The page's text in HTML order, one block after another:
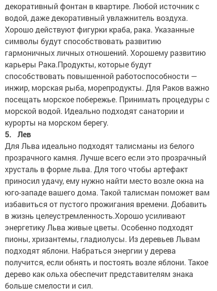
декоративный фонтан в квартире. Любой источник с
водой, даже декоративный увлажнитель воздуха.
Хорошо действуют фигурки краба, рака. Указанные
символы будут способствовать развитию
гармоничных личных отношений. Хорошему развитию
карьеры Рака.Продукты, которые будут
способствовать повышенной работоспособности —
инжир, морская рыба, морепродукты. Для Раков важно
посещать морское побережье. Принимать процедуры с
морской водой. Идеально подходят санатории и
курорты на морском берегу.
5. Лев
Для Льва идеально подходят талисманы из белого
прозрачного камня. Лучше всего если это прозрачный
хрусталь в форме льва. Для того чтобы артефакт
приносил удачу, ему нужно найти место возле окна на
юго-западе вашего дома. Такой талисман поможет вам
избавиться от пустого прожигания времени. Добавить
в жизнь целеустремленность.Хорошо усиливают
энергетику Льва живые цветы. Особенно подходят
пионы, хризантемы, гладиолусы. Из деревьев Львам
подходят яблони. Набраться энергии у дерева
получится, если обнять и постоять возле яблони. Такое
дерево как ольха обеспечит представителям знака
больше смелости и сил.